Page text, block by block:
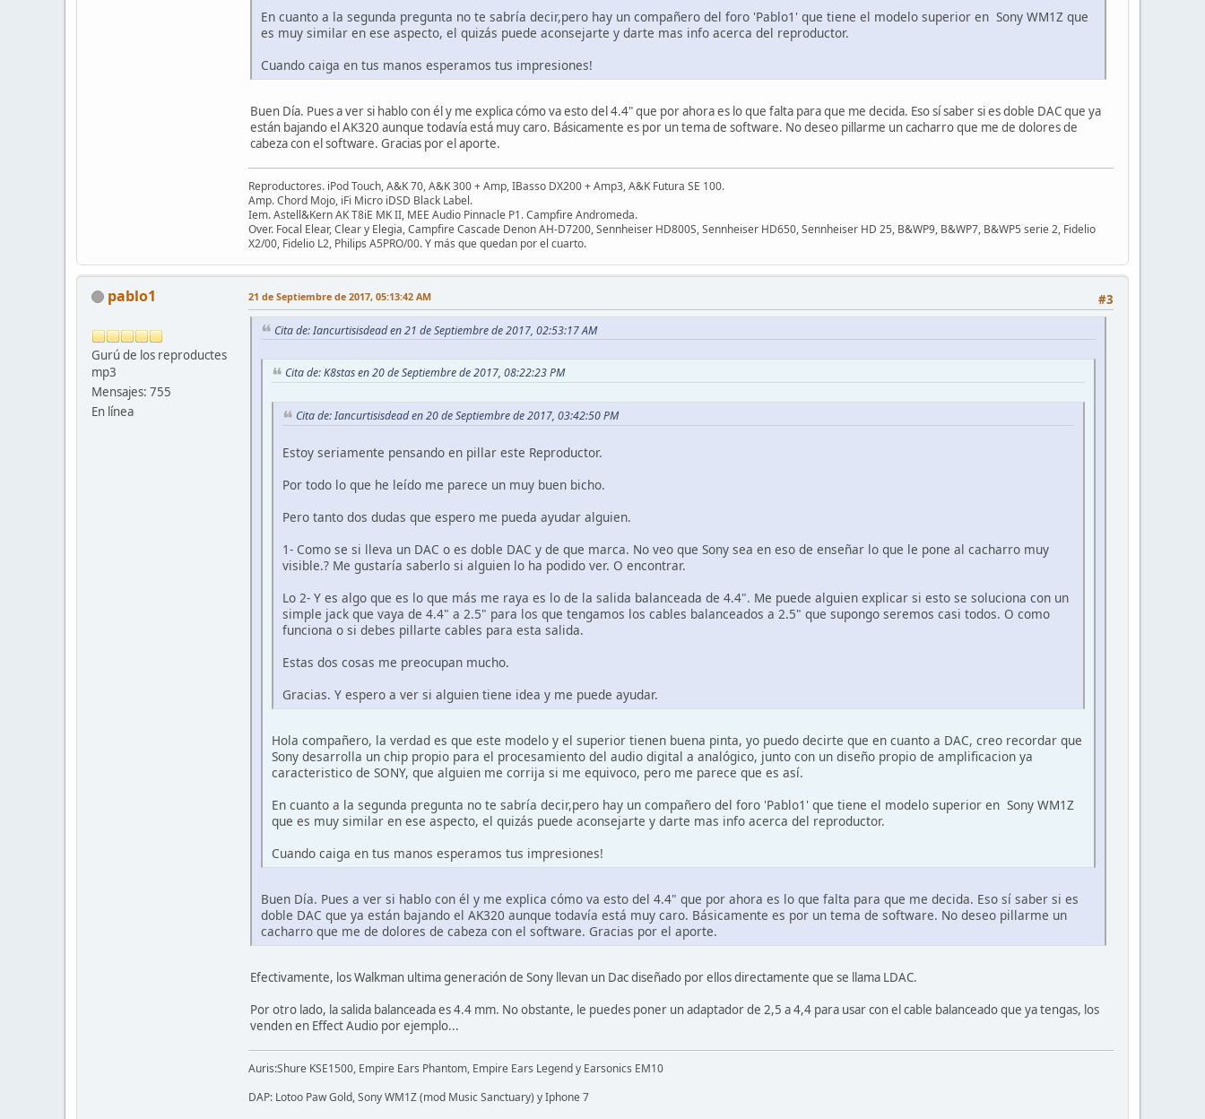
En cuanto a la segunda pregunta no te sabría decir,pero hay un compañero del foro 'Pablo1' que tiene el modelo superior en Sony WM1Z que
es muy similar en ese aspecto, el quizás puede aconsejarte y darte mas info acerca del reproductor.
Cuando caiga en tus manos esperamos tus impresiones!
Buen Día. Pues a ver si hablo con él y me explica cómo va esto del 4.4" que por ahora es lo que falta para que me decida. Eso sí saber si es doble DAC que ya
están bajando el AK320 aunque todavía está muy caro. Básicamente es por un tema de software. No deseo pillarme un cacharro que me de dolores de
cabeza con el software. Gracias por el aporte.
Reproductores. iPod Touch, A&K 70, A&K 300 + Amp, IBasso DX200 + Amp3, A&K Futura SE 100.
Amp. Chord Mojo, iFi Micro iDSD Black Label.
Iem. Astell&Kern AK T8iE MK II, MEE Audio Pinnacle P1. Campfire Andromeda.
Over. Focal Elear, Clear y Elegia, Campfire Cascade Denon AH-D7200, Sennheiser HD800S, Sennheiser HD650, Sennheiser HD 25, B&WP9, B&WP7, B&WP5 serie 2, Fidelio
X2/00, Fidelio L2, Philips A5PRO/00. Y más que quedan por el cuarto.
pablo1
Gurú de los reproductes
mp3
Mensajes: 755
En línea
#3
21 de Septiembre de 2017, 05:13:42 AM
Cita de: Iancurtisisdead en 21 de Septiembre de 2017, 02:53:17 AM
Cita de: K8stas en 20 de Septiembre de 2017, 08:22:23 PM
Cita de: Iancurtisisdead en 20 de Septiembre de 2017, 03:42:50 PM
Estoy seriamente pensando en pillar este Reproductor.
Por todo lo que he leído me parece un muy buen bicho.
Pero tanto dos dudas que espero me pueda ayudar alguien.
1- Como se si lleva un DAC o es doble DAC y de que marca. No veo que Sony sea en eso de enseñar lo que le pone al cacharro muy
visible.? Me gustaría saberlo si alguien lo ha podido ver. O encontrar.
Lo 2- Y es algo que es lo que más me raya es lo de la salida balanceada de 4.4". Me puede alguien explicar si esto se soluciona con un
simple jack que vaya de 4.4" a 2.5" para los que tengamos los cables balanceados a 2.5" que supongo seremos casi todos. O como
funciona o si debes pillarte cables para esta salida.
Estas dos cosas me preocupan mucho.
Gracias. Y espero a ver si alguien tiene idea y me puede ayudar.
Hola compañero, la verdad es que este modelo y el superior tienen buena pinta, yo puedo decirte que en cuanto a DAC, creo recordar que
Sony desarrolla un chip propio para el procesamiento del audio digital a analógico, junto con un diseño propio de amplificacion ya
caracteristico de SONY, que alguien me corrija si me equivoco, pero me parece que es así.
En cuanto a la segunda pregunta no te sabría decir,pero hay un compañero del foro 'Pablo1' que tiene el modelo superior en Sony WM1Z
que es muy similar en ese aspecto, el quizás puede aconsejarte y darte mas info acerca del reproductor.
Cuando caiga en tus manos esperamos tus impresiones!
Buen Día. Pues a ver si hablo con él y me explica cómo va esto del 4.4" que por ahora es lo que falta para que me decida. Eso sí saber si es
doble DAC que ya están bajando el AK320 aunque todavía está muy caro. Básicamente es por un tema de software. No deseo pillarme un
cacharro que me de dolores de cabeza con el software. Gracias por el aporte.
Efectivamente, los Walkman ultima generación de Sony llevan un Dac diseñado por ellos directamente que se llama LDAC.
Por otro lado, la salida balanceada es 4.4 mm. No obstante, le puedes poner un adaptador de 2,5 a 4,4 para usar con el cable balanceado que ya tengas, los
venden en Effect Audio por ejemplo...
Auris:Shure KSE1500, Empire Ears Phantom, Empire Ears Legend y Earsonics EM10
DAP: Lotoo Paw Gold, Sony WM1Z (mod Music Sanctuary) y Iphone 7